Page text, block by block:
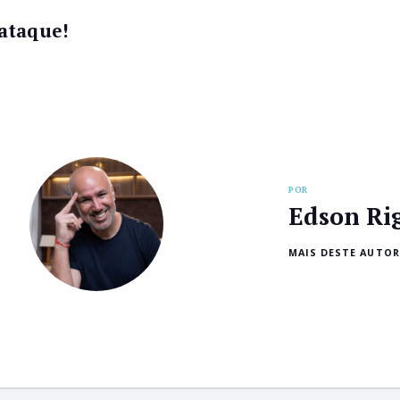
POR
Edson
MAIS DESTE AUTOR